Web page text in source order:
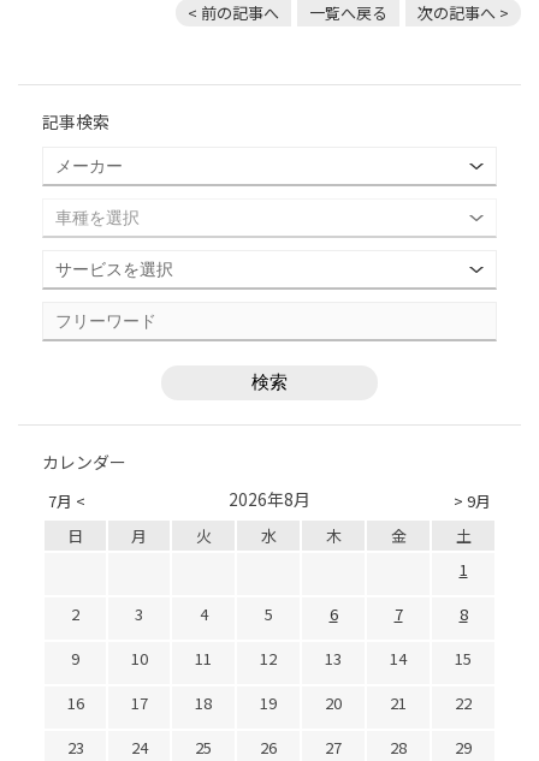
< 前の記事へ 一覧へ戻る 次の記事へ >
記事検索
カレンダー
7月 < > 9月
2026年8月
日 月 火 水 木 金
土
1
2
3 4 5 6 7
8
9
10 11 12 13 14
15
16
17 18 19 20 21
22
23
24 25 26 27 28
29